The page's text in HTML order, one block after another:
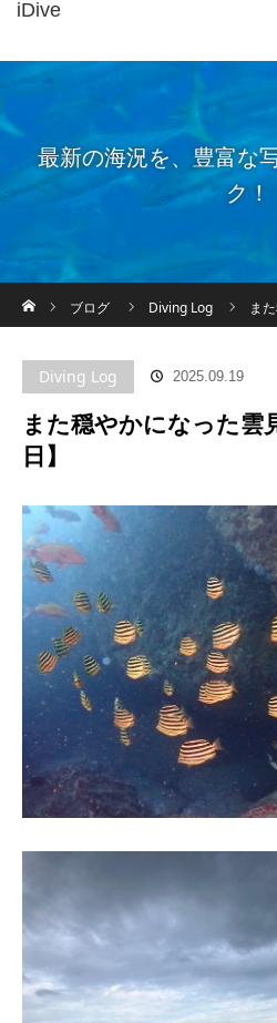
iDive
最新の海況を、豊富な
ク！
ブログ
Diving Log ま
Diving Log 2025.09.19
また穏やかになった雲
日】